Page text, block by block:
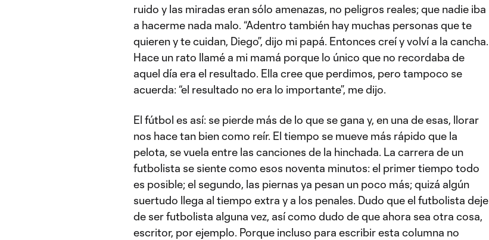
ruido y las miradas eran sólo amenazas, no peligros reales; que nadie iba
a hacerme nada malo. “Adentro también hay muchas personas que te
quieren y te cuidan, Diego”, dijo mi papá. Entonces creí y volví a la cancha.
Hace un rato llamé a mi mamá porque lo único que no recordaba de
aquel día era el resultado. Ella cree que perdimos, pero tampoco se
acuerda: “el resultado no era lo importante”, me dijo.
El fútbol es así: se pierde más de lo que se gana y, en una de esas, llorar
nos hace tan bien como reír. El tiempo se mueve más rápido que la
pelota, se vuela entre las canciones de la hinchada. La carrera de un
futbolista se siente como esos noventa minutos: el primer tiempo todo
es posible; el segundo, las piernas ya pesan un poco más; quizá algún
suertudo llega al tiempo extra y a los penales. Dudo que el futbolista deje
de ser futbolista alguna vez, así como dudo de que ahora sea otra cosa,
escritor, por ejemplo. Porque incluso para escribir esta columna no